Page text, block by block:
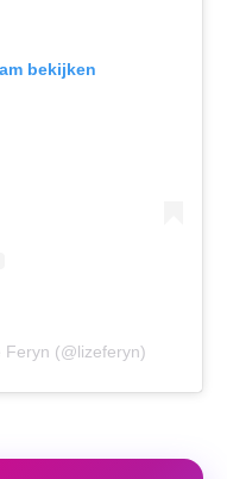
bekijken
(@lizeferyn)